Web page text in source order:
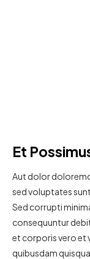
Et
Aut dolor
sed voluptates
Sed corrupti
consequuntur
et corporis vero et
quibusdam